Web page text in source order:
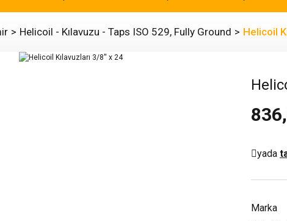
Helicoil - Kılavuzu - Taps ISO 529, Fully Ground Helicoil
yada
Marka